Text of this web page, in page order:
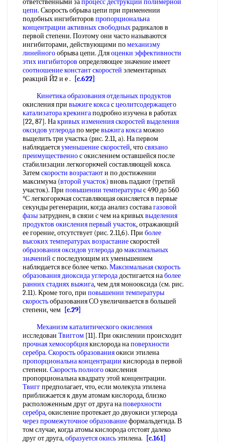
ответственными запроцесс деструкции полимерной
цепи. Скорость обрыва цепи при применении
подобных ингибиторов пропорциональна
концентрации активных свободныхрадикалов в
первой степени. Поэтому они часто называются
ингибиторами, действующими помеханизму
линейногообрыва цепи. Дляоценки эффективности
этих ингибиторов определяющее значение имеет
соотношение констант скоростей элементарных
реакций Й2 и e .
[c.622]
Кинетика образованияотдельных продуктов
окисления при выжиге коксасцеолитсодержащего
катализатора крекингаподробно изучена в работах
[22, 87]. Накривых изменения скоростей выделения
оксидов углеродапо меревыжига коксаможно
вьщелить три участка (рис. 2.11, а). На первом
наблюдаетсяуменьшение скоростей, чтосвязано
преимущественнос окислением оставшейся после
стабилизации легкогорючей составляющей кокса.
Затемскорости возрастаюти по достижении
максимума (второй участок) вновь падают (третий
участок). При повышении температурыс 490 до 560
°С легкогорючая составляющая окисляется в первые
секунды регенерации, когда анализ составагазовой
фазызатруднен, в связи с чем на кривыхвыделения
продуктов окисленияпервый участок, отражающий
ее горение, отсутствует (рис. 2.11,6). При более
высокихтемпературах возрастаниескоростей
образования оксидов углеродадомаксимальных
значений с последующим их уменьшением
наблюдается все более четко. Максимальная скорость
образования диоксида углеродадостигается наболее
раннихстадиях выжига, чем для монооксида (см. рис.
2.11). Кроме того, при повышении температуры
скоростьобразования СО увеличивается в большей
степени, чем [c.29]
Механизм каталитического окисления
исследован Твиггом [11]. При окислении происходит
прочная хемосорбциякислорода наповерхности
серебра. Скорость образованияокиси этилена
пропорциональна концентрации кислорода в первой
степени. Скорость полногоокисления
пропорциональна квадрату этой концентрации.
Твиггпредполагает, что, если молекула этилена
приближается к двум атомам кислорода, близко
расположенным друг от друга наповерхности
серебра, окисление протекает до двуокиси углерода
через промежуточное образованиеформальдегида. В
том случае, когда атомы кислорода отстоят далеко
друг от друга,образуется окисьэтилена.
[c.161]